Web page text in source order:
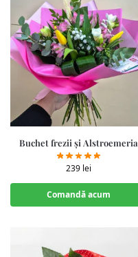
Buchet frezii și Alstroemeria
239 lei
Comandă acum